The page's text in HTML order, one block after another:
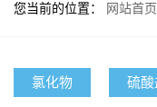
您当前的位置： 网站首页
氯化物 硫酸